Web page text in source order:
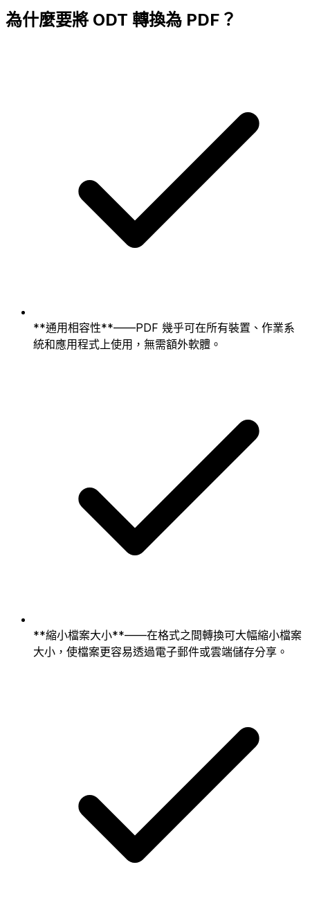
為什麼要將 ODT 轉換為 PDF？
**通用相容性**——PDF 幾乎可在所有裝置、作業系
統和應用程式上使用，無需額外軟體。
**縮小檔案大小**——在格式之間轉換可大幅縮小檔案
大小，使檔案更容易透過電子郵件或雲端儲存分享。